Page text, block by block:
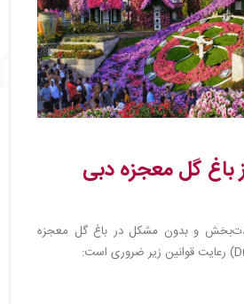
باغ گل معجزه دبی
و بدون مشکل در باغ گل معجزه